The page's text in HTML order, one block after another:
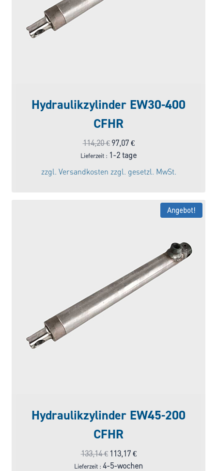
Hydraulikzylinder EW30-400
CFHR
114,20€ Ursprünglicher
Preis
war:
114,20 €
97,07 €Aktueller
Preis
Lieferzeit : 1-2 tage
zzgl. Versandkosten zzgl. gesetzl. MwSt.
Angebot!
Hydraulikzylinder EW45-200
CFHR
133,14€ Ursprünglicher
Preis
113,17 €Aktueller
Preis
Lieferzeit : 4-5-wochen